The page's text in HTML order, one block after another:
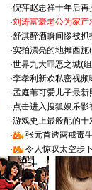
·倪萍赵忠祥十年后再
·刘涛富豪老公为家产
·舒淇醉酒瞬间惨被抓
·实拍漂亮的地摊西施
·世界九大罪恶之城(
·李孝利新欢私密视频
·孟庭苇可爱儿子最新
·点击进入搜狐娱乐影
·游戏史上最般配的十
·
张元首透露戒毒
· 令人惊叹太空步